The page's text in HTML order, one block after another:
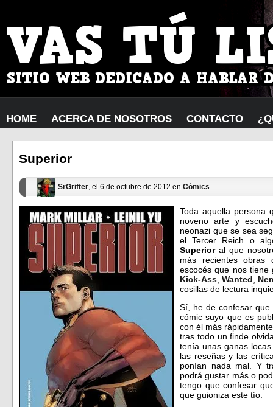
HOME ACERCA DE NOSOTROS CONTACTO
Superior
SrGrifter, el 6 de octubre de 2012 en Cómics
Toda aquella persona
noveno arte y
neonazi que se sea
el Tercer Reich o
Superioral que
más recientes
escocés que nos
Kick-Ass ,Wanted
cosillas de lectura
Sí, he de confesar
cómic suyo que es
con él más
tras todo un finde
tenía unas ganas
las reseñas y las
ponían nada mal. Y
podrá gustar más o
tengo que confesar
que guioniza este tío.